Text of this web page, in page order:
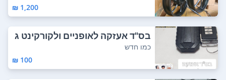
1,200 ₪
בס"ד אעזקה לאופניים ולקורקינט ג
ם לאופ...
כמו חדש
100 ₪